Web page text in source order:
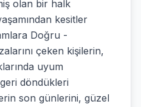
olan bir halk
kesitler
Doğru -
çeken kişilerin,
uyum
döndükleri
son günlerini, güzel